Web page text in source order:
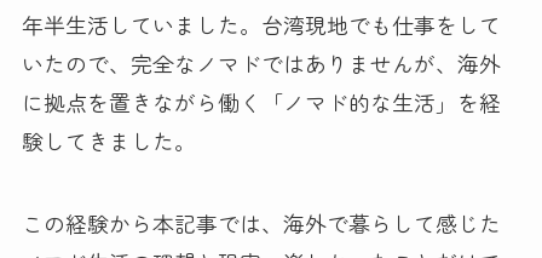
年半生活していました。台湾現地でも仕事をして
いたので、完全なノマドではありませんが、海外
に拠点を置きながら働く「ノマド的な生活」を経
験してきました。
この経験から本記事では、海外で暮らして感じた